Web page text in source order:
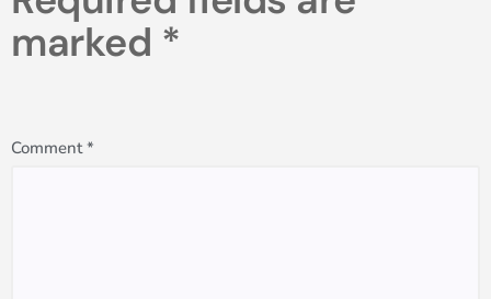
marked *
Comment*